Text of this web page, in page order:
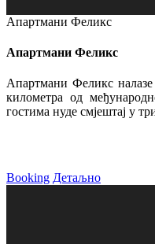
Апартмани Феликс
Апартмани Феликс
Апартмани Феликс
километра од
гостима нуде смјештај у
Booking Детаљно